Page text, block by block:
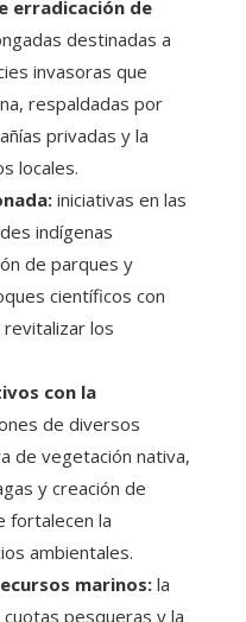
erradicación de
destinadas a
invasoras que
respaldadas por
privadas y la
locales.
iniciativas en las
indígenas
de parques y
científicos con
los
con la
de diversos
de vegetación nativa,
y creación de
fortalecen la
ambientales.
marinos: la
pesqueras y la